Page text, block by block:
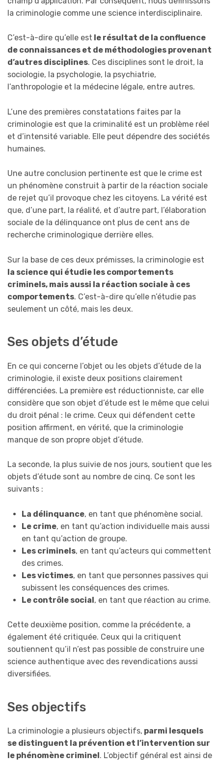
la criminologie comme une science interdisciplinaire.
C’est-à-dire qu’elle est le résultat de la confluence
de connaissances et de méthodologies provenant
d’autres disciplines. Ces disciplines sont le droit, la
sociologie, la psychologie, la psychiatrie,
l’anthropologie et la médecine légale, entre autres.
L’une des premières constatations faites par la
criminologie est que la criminalité est un problème réel
et d’intensité variable. Elle peut dépendre des sociétés
humaines.
Une autre conclusion pertinente est que le crime est
un phénomène construit à partir de la réaction sociale
de rejet qu’il provoque chez les citoyens. La vérité est
que, d’une part, la réalité, et d’autre part, l’élaboration
sociale de la délinquance ont plus de cent ans de
recherche criminologique derrière elles.
Sur la base de ces deux prémisses, la criminologie est
la science qui étudie les comportements
criminels, mais aussi la réaction sociale à ces
comportements. C’est-à-dire qu’elle n’étudie pas
seulement un côté, mais les deux.
Ses objets d’étude
En ce qui concerne l’objet ou les objets d’étude de la
criminologie, il existe deux positions clairement
différenciées. La première est réductionniste, car elle
considère que son objet d’étude est le même que celui
du droit pénal : le crime. Ceux qui défendent cette
position affirment, en vérité, que la criminologie
manque de son propre objet d’étude.
La seconde, la plus suivie de nos jours, soutient que les
objets d’étude sont au nombre de cinq. Ce sont les
suivants :
La délinquance, en tant que phénomène social.
Le crime, en tant qu’action individuelle mais aussi
en tant qu’action de groupe.
Les criminels, en tant qu’acteurs qui commettent
des crimes.
Les victimes, en tant que personnes passives qui
subissent les conséquences des crimes.
Le contrôle social, en tant que réaction au crime.
Cette deuxième position, comme la précédente, a
également été critiquée. Ceux qui la critiquent
soutiennent qu’il n’est pas possible de construire une
science authentique avec des revendications aussi
diversifiées.
Ses objectifs
La criminologie a plusieurs objectifs, parmi lesquels
se distinguent la prévention et l’intervention sur
le phénomène criminel. L’objectif général est ainsi de